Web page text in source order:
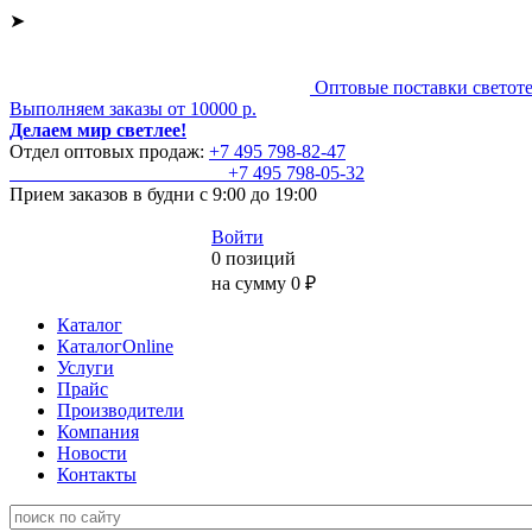
➤
Оптовые поставки
Выполняем заказы от 10000 р.
Делаем мир светлее!
Отдел оптовых продаж: +7 495 798-82-47
+7 495 798-05-32
Прием заказов в будни с 9:00 до 19:00
Войти
0 позиций
на сумму 0 ₽
Каталог
КаталогOnline
Услуги
Прайс
Производители
Компания
Новости
Контакты